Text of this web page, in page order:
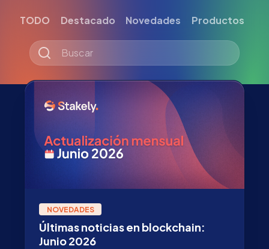
TODO Destacado Novedades Productos
NOVEDADES
Últimas noticias en blockchain:
Junio 2026